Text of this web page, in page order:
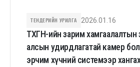
ТЕНДЕРИЙН УРИЛГА 2026.01.16
ТХГН-ийн зарим хамгаалалтын
алсын удирдлагатай камер
эрчим хүчний системээр